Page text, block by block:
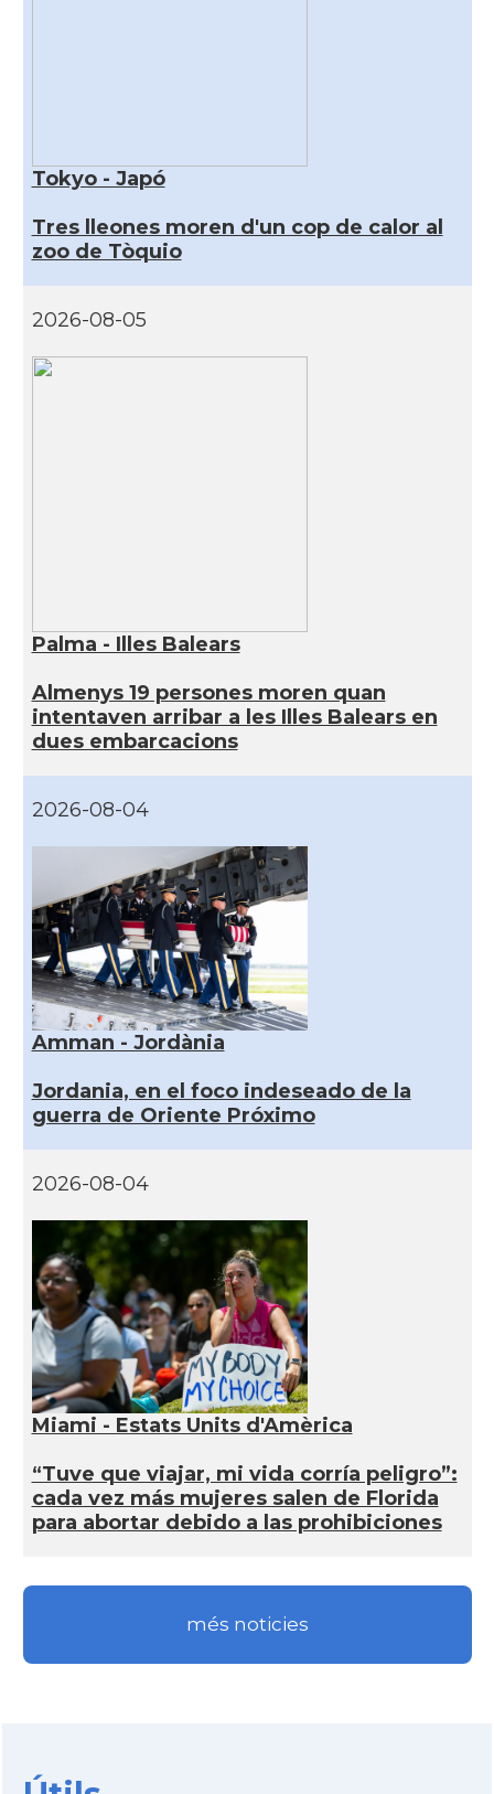
Tokyo - Japó
Tres lleones moren d'un cop de calor al
zoo de Tòquio
2026-08-05
Palma - Illes Balears
Almenys 19 persones moren quan
intentaven arribar a les Illes Balears en
dues embarcacions
2026-08-04
Amman - Jordània
Jordania, en el foco indeseado de la
guerra de Oriente Próximo
2026-08-04
Miami - Estats Units d'Amèrica
“Tuve que viajar, mi vida corría peligro”:
cada vez más mujeres salen de Florida
para abortar debido a las prohibiciones
més noticies